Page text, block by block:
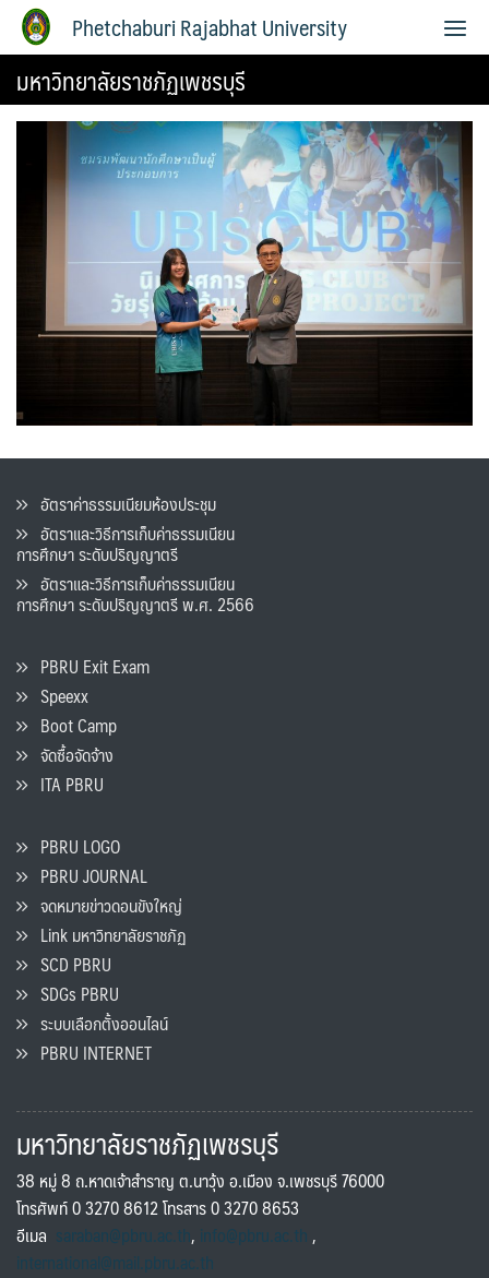
Phetchaburi Rajabhat University
มหาวิทยาลัยราชภัฏเพชรบุรี
อัตราค่าธรรมเนียมห้องประชุม
อัตราและวิธีการเก็บค่าธรรมเนียน
การศึกษา ระดับปริญญาตรี
อัตราและวิธีการเก็บค่าธรรมเนียน
การศึกษา ระดับปริญญาตรี พ.ศ. 2566
PBRU Exit Exam
Speexx
Boot Camp
จัดซื้อจัดจ้าง
ITA PBRU
PBRU LOGO
PBRU JOURNAL
จดหมายข่าวดอนขังใหญ่
Link มหาวิทยาลัยราชภัฏ
SCD PBRU
SDGs PBRU
ระบบเลือกตั้งออนไลน์
PBRU INTERNET
มหาวิทยาลัยราชภัฏเพชรบุรี
38 หมู่ 8 ถ.หาดเจ้าสำราญ ต.นาวุ้ง อ.เมือง จ.เพชรบุรี 76000
โทรศัพท์ 0 3270 8612 โทรสาร 0 3270 8653
อีเมล saraban@pbru.ac.th, info@pbru.ac.th,
international@mail.pbru.ac.th